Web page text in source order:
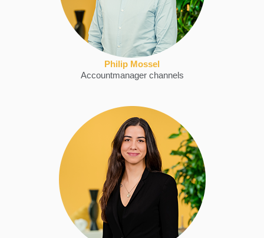
Philip Mossel
Accountmanager channels